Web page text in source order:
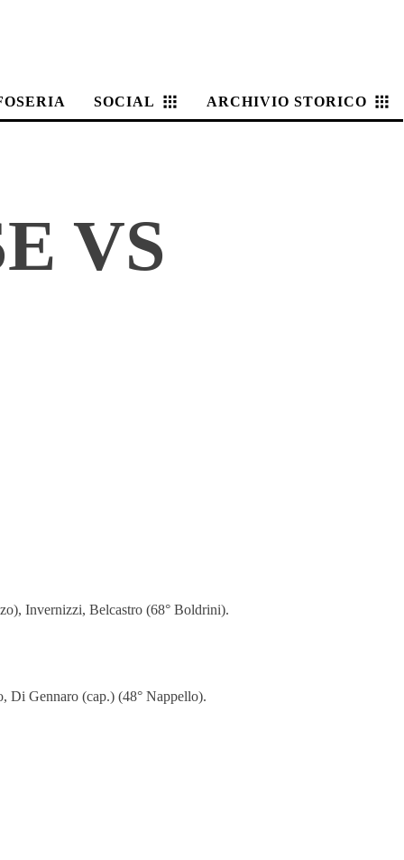
SOCIAL ARCHIVIO STORICO
VS
Invernizzi, Belcastro (68° Boldrini).
Di Gennaro (cap.) (48° Nappello).